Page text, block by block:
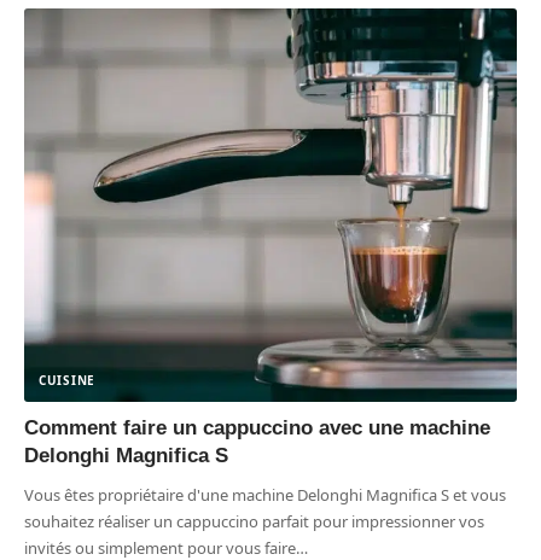
CUISINE
Comment faire un cappuccino avec une machine
Delonghi Magnifica S
Vous êtes propriétaire d'une machine Delonghi Magnifica S et vous
souhaitez réaliser un cappuccino parfait pour impressionner vos
invités ou simplement pour vous faire…